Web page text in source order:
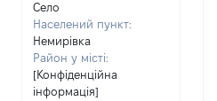
Село
Населений пункт:
Немирівка
Район у місті:
[Конфіденційна
інформація]